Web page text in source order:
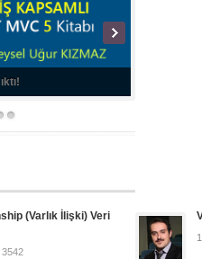
(Varlık İlişki) Veri
3542